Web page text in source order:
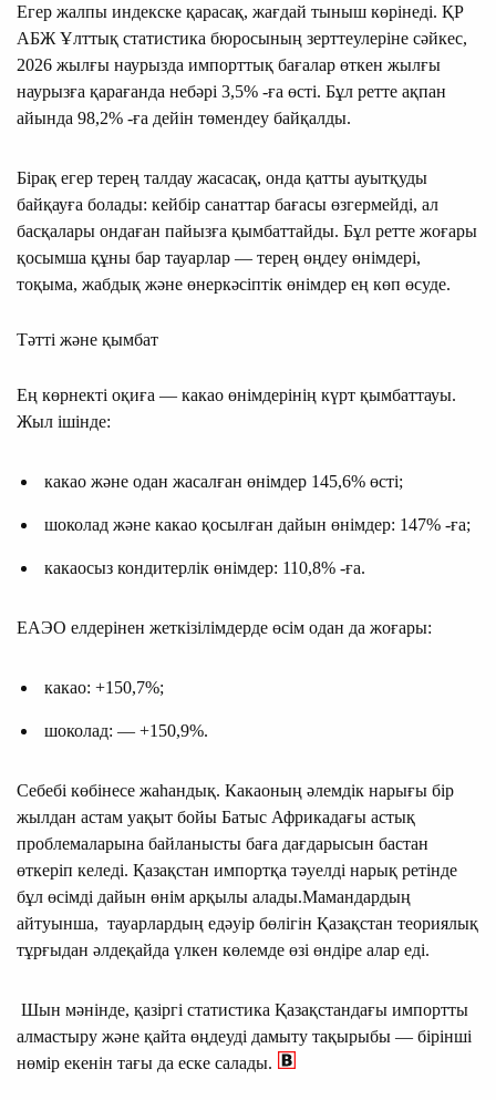
Егер жалпы индекске қарасақ, жағдай тыныш көрінеді. ҚР
АБЖ Ұлттық статистика бюросының зерттеулеріне сәйкес,
2026 жылғы наурызда импорттық бағалар өткен жылғы
наурызға қарағанда небәрі 3,5% -ға өсті. Бұл ретте ақпан
айында 98,2% -ға дейін төмендеу байқалды.
Бірақ егер терең талдау жасасақ, онда қатты ауытқуды
байқауға болады: кейбір санаттар бағасы өзгермейді, ал
басқалары ондаған пайызға қымбаттайды. Бұл ретте жоғары
қосымша құны бар тауарлар — терең өңдеу өнімдері,
тоқыма, жабдық және өнеркәсіптік өнімдер ең көп өсуде.
Тәтті және қымбат
Ең көрнекті оқиға — какао өнімдерінің күрт қымбаттауы.
Жыл ішінде:
какао және одан жасалған өнімдер 145,6% өсті;
шоколад және какао қосылған дайын өнімдер: 147% -ға;
какаосыз кондитерлік өнімдер: 110,8% -ға.
ЕАЭО елдерінен жеткізілімдерде өсім одан да жоғары:
какао: +150,7%;
шоколад: — +150,9%.
Себебі көбінесе жаһандық. Какаоның әлемдік нарығы бір
жылдан астам уақыт бойы Батыс Африкадағы астық
проблемаларына байланысты баға дағдарысын бастан
өткеріп келеді. Қазақстан импортқа тәуелді нарық ретінде
бұл өсімді дайын өнім арқылы алады.Мамандардың
айтуынша, тауарлардың едәуір бөлігін Қазақстан теориялық
тұрғыдан әлдеқайда үлкен көлемде өзі өндіре алар еді.
Шын мәнінде, қазіргі статистика Қазақстандағы импортты
алмастыру және қайта өңдеуді дамыту тақырыбы — бірінші
нөмір екенін тағы да еске салады.